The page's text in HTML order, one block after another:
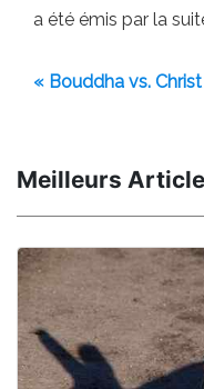
a été émis par la
« Bouddha vs. Christ
Meilleurs